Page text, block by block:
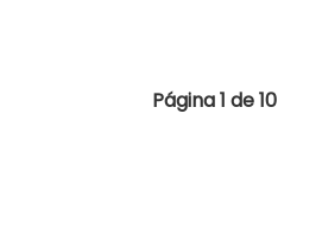
Página 1 de 10